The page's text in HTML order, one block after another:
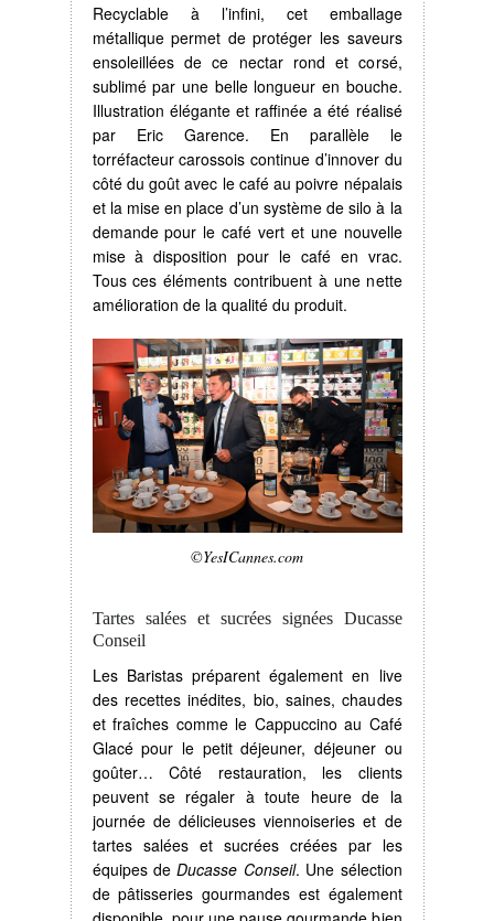
Recyclable à l’infini, cet emballage
métallique permet de protéger les saveurs
ensoleillées de ce nectar rond et corsé,
sublimé par une belle longueur en bouche.
Illustration élégante et raffinée a été réalisé
par Eric Garence. En parallèle le
torréfacteur carossois continue d’innover du
côté du goût avec le café au poivre népalais
et la mise en place d’un système de silo à la
demande pour le café vert et une nouvelle
mise à disposition pour le café en vrac.
Tous ces éléments contribuent à une nette
amélioration de la qualité du produit.
©YesICannes.com
Tartes salées et sucrées signées Ducasse
Conseil
Les Baristas préparent également en live
des recettes inédites, bio, saines, chaudes
et fraîches comme le Cappuccino au Café
Glacé pour le petit déjeuner, déjeuner ou
goûter… Côté restauration, les clients
peuvent se régaler à toute heure de la
journée de délicieuses viennoiseries et de
tartes salées et sucrées créées par les
équipes deDucasse Conseil. Une sélection
de pâtisseries gourmandes est également